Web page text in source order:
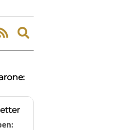
Expand
search